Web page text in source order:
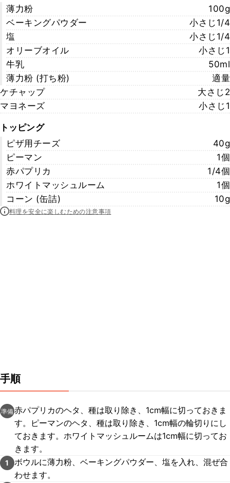
薄力粉
100g
ベーキングパウダー
小さじ1/4
塩
小さじ1/4
オリーブオイル
小さじ1
牛乳
50ml
薄力粉 (打ち粉)
適量
ケチャップ
大さじ2
マヨネーズ
小さじ1
トッピング
ピザ用チーズ
40g
ピーマン
1個
赤パプリカ
1/4個
ホワイトマッシュルーム
1個
コーン (缶詰)
10g
料理を安全に楽しむための注意事項
手順
準備赤パプリカのヘタ、種は取り除き、1cm幅に切っておきま
す。ピーマンのヘタ、種は取り除き、1cm幅の輪切りにし
ておきます。ホワイトマッシュルームは1cm幅に切ってお
きます。
1
ボウルに薄力粉、ベーキングパウダー、塩を入れ、混ぜ合
わせます。